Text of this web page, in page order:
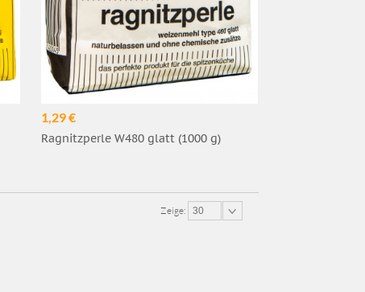
1,29 €
Ragnitzperle W480 glatt (1000 g)
Zeige: 30